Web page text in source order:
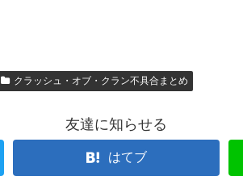
クラッシュ・オブ・クラン不具合まとめ
友達に知らせる
はてブ